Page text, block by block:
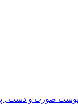
صورت و دست ,